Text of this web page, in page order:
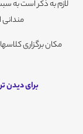
لازم به ذکر است به
مندانی
مکان برگزاری
برای دیدن